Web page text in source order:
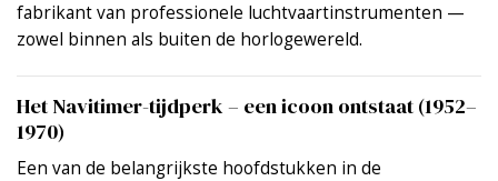
fabrikant van professionele luchtvaartinstrumenten —
zowel binnen als buiten de horlogewereld.
Het Navitimer-tijdperk – een icoon ontstaat (1952–
1970)
Een van de belangrijkste hoofdstukken in de